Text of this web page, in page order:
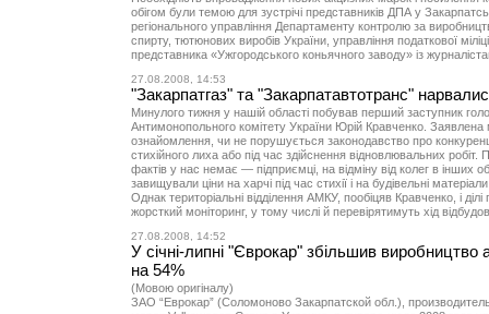
обігом були темою для зустрічі представників ДПА у
регіонального управління Департаменту контролю за
спирту, тютюнових виробів України, управління податкової
представника «Ужгородського коньячного заводу» із
27.08.2008, 14:53
"Закарпатгаз" та "Закарпатавтотранс"
Минулого тижня у нашій області побував перший заступник
Антимонопольного комітету України Юрій Кравченко.
ознайомлення, чи не порушується законодавство про
стихійного лиха або під час здійснення відновлювальних робіт.
фактів у нас немає — підприємці, на відміну від колег в інших
завищували ціни на харчі під час стихії і на будівельні
Однак територіальні відділення АМКУ, пообіцяв Кравченко, і
жорсткий моніторинг, у тому числі й перевірятимуть хід
27.08.2008, 14:52
У січні-липні "Єврокар" збільшив виробництво
на 54%
(Мовою оригіналу)
ЗАО “Еврокар” (Соломоново Закарпатской обл.),